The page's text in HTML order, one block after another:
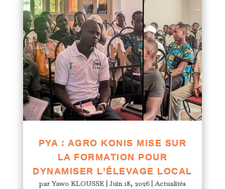
PYA : AGRO KONIS MISE SUR
LA FORMATION POUR
DYNAMISER L’ÉLEVAGE LOCAL
parYawo KLOUSSE |Juin 18, 2026|Actualités